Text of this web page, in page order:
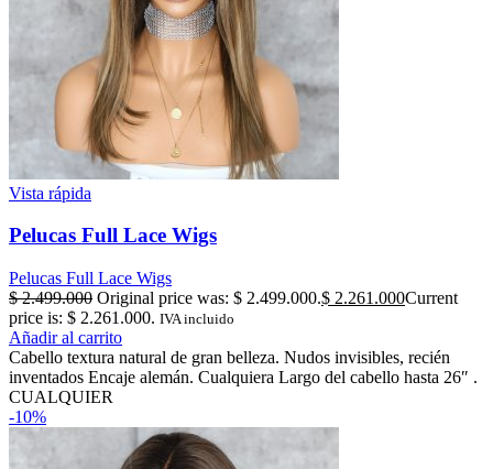
Vista rápida
Pelucas Full Lace Wigs
Pelucas Full Lace Wigs
$2.499.000 Original price was: $ 2.499.000.$ 2.261.000Current
price is: $ 2.261.000. IVA incluido
Añadir al carrito
Cabello textura natural de gran belleza. Nudos invisibles, recién
inventados Encaje alemán. Cualquiera Largo del cabello hasta 26″ .
CUALQUIER
-10%